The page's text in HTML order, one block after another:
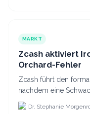
MARKT
Zcash aktiviert
Orchard-Fehler
Zcash führt den
nachdem eine
Erstellung gefälschter
Dr. Stephanie